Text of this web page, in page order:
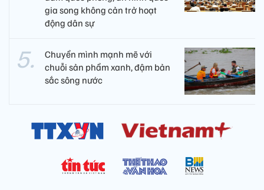
gia song không cản trở hoạt
động dân sự
Chuyển mình mạnh mẽ với
chuỗi sản phẩm xanh, đậm bản
sắc sông nước